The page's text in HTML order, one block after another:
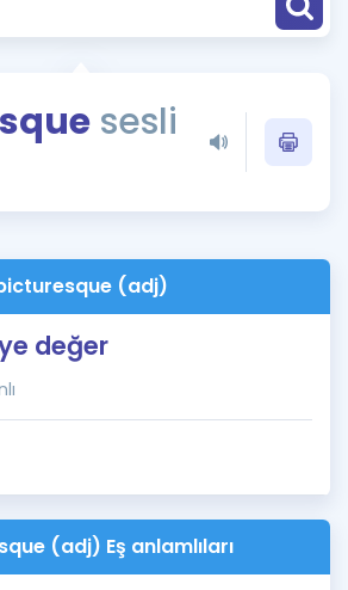
sesli
(adj)
değer
(adj) Eş anlamlıları